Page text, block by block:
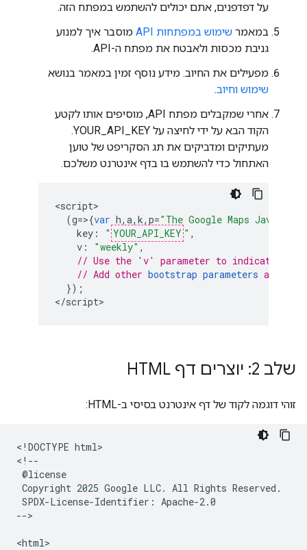
על דפדפנים, אתם יכולים להשתמש במפתח הזה.
במאמר שימוש במפתחות API
מוסבר איך למנוע
גניבת מכסות ולאבטח את מפתח ה-API.
מפעילים את החיוב. מידע נוסף זמין במאמר בנושא
שימוש וחיוב.
אחרי שמקבלים מפתח API, מוסיפים אותו לקטע
הקוד הבא על ידי לחיצה על YOUR_API_KEY.
מעתיקים ומדביקים את תג הסקריפט של טוען
האתחול כדי להשתמש בו בדף אינטרנט משלכם.
<script
(g=>{var h, a, k, p="The Google Maps
key : " YOUR_API_KEY " ,
v : "weekly" ,
// Use the 'v' parameter to indicate the
// Add other bootstrap parameters as
});
</script>
שלב 2: יוצרים דף HTML
זוהי דוגמה לקוד של דף אינטרנט בסיסי ב-HTML:
<!DOCTYPE html>
<!--
@license
Copyright 2025 Google LLC. All Rights Reserved.
SPDX-License-Identifier: Apache-2.0
-->
<html>